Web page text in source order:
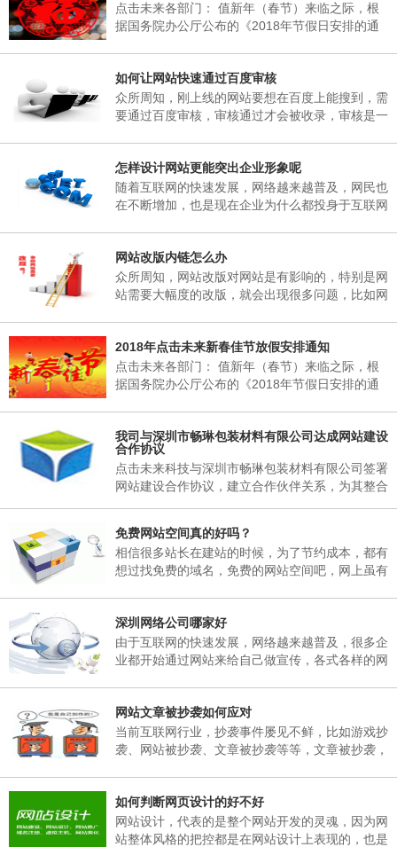
点击未来各部门： 值新年（春节）来临之际，根
据国务院办公厅公布的《2018年节假日安排的通
下： 一、春节放假时间：为02月06日至02月25
日，02月25日(星期天)正常上班。 二、各部门接
通知后，妥善安排好值班工作，并将各部门值班表
如何让网站快速通过百度审核
众所周知，刚上线的网站要想在百度上能搜到，需
要通过百度审核，审核通过才会被收录，审核是一
网站，很多站长想破脑袋都不知所措，这里深圳网
站建设小编介绍到，原因其实很简单，当网页被收
录后搜索引擎会对一个网站进行审核，这期间搜索
个方...
怎样设计网站更能突出企业形象呢
随着互联网的快速发展，网络越来越普及，网民也
在不断增加，也是现在企业为什么都投身于互联网
收益。那么，怎样设计网站更能突出企业形象呢?
网站改版内链怎么办
众所周知，网站改版对网站是有影响的，特别是网
站需要大幅度的改版，就会出现很多问题，比如网
的URL，如果URL更改了，相当于重新做了一个网
站。
2018年点击未来新春佳节放假安排通知
点击未来各部门： 值新年（春节）来临之际，根
据国务院办公厅公布的《2018年节假日安排的通
下： 一、春节放假时间：为02月06日至02月25
日，02月25日(星期天)正常上班。 二、各部门接
通知后，妥善安排好值班工作，并将各部门值班表
于2018年02月06日下午17：00以前报公司办公
室。 三、各部门要...
我司与深圳市畅琳包装材料有限公司达成网站建设
合作协议
点击未来科技与深圳市畅琳包装材料有限公司签署
网站建设合作协议，建立合作伙伴关系，为其整合
免费网站空间真的好吗？
相信很多站长在建站的时候，为了节约成本，都有
想过找免费的域名，免费的网站空间吧，网上虽有
空间有哪些弊端。
深圳网络公司哪家好
由于互联网的快速发展，网络越来越普及，很多企
业都开始通过网站来给自己做宣传，各式各样的网
个专业的网络公司制作，那么，深圳网络公司哪家
好呢？
网站文章被抄袭如何应对
当前互联网行业，抄袭事件屡见不鲜，比如游戏抄
袭、网站被抄袭、文章被抄袭等等，文章被抄袭，
袭，我们该如何应对呢？
如何判断网页设计的好不好
网站设计，代表的是整个网站开发的灵魂，因为网
站整体风格的把控都是在网站设计上表现的，也是